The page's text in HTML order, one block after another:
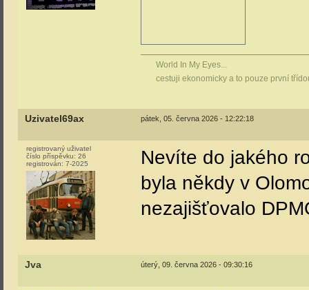
World In My Eyes...
cestuji ekonomicky a to pouze první
Uzivatel69ax pátek, 05. června 2026 - 12:22:18
registrovaný uživatel
číslo příspěvku: 26
registrován: 7-2025
Nevíte do jakého
byla někdy v
nezajišťovalo
Jva úterý, 09. června 2026 - 09:30:16